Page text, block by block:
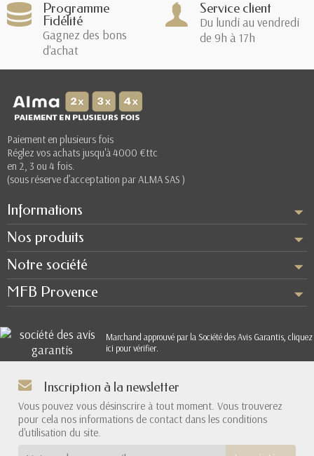
Programme
Fidélité
Gagnez des bons
d'achat
Service client
Du lundi au vendredi
de 9h à 17h
Paiement en plusieurs fois
Réglez vos achats jusqu'à 4000 €ttc
en 2, 3 ou 4 fois.
(sous réserve d’acceptation par ALMA SAS )
Informations
Nos produits
Notre société
MFB Provence
Marchand approuvé par la Société des Avis Garantis, cliquez
ici pour vérifier.
Inscription à la newsletter
Vous pouvez vous désinscrire à tout moment. Vous trouverez
pour cela nos informations de contact dans les conditions
d'utilisation du site.